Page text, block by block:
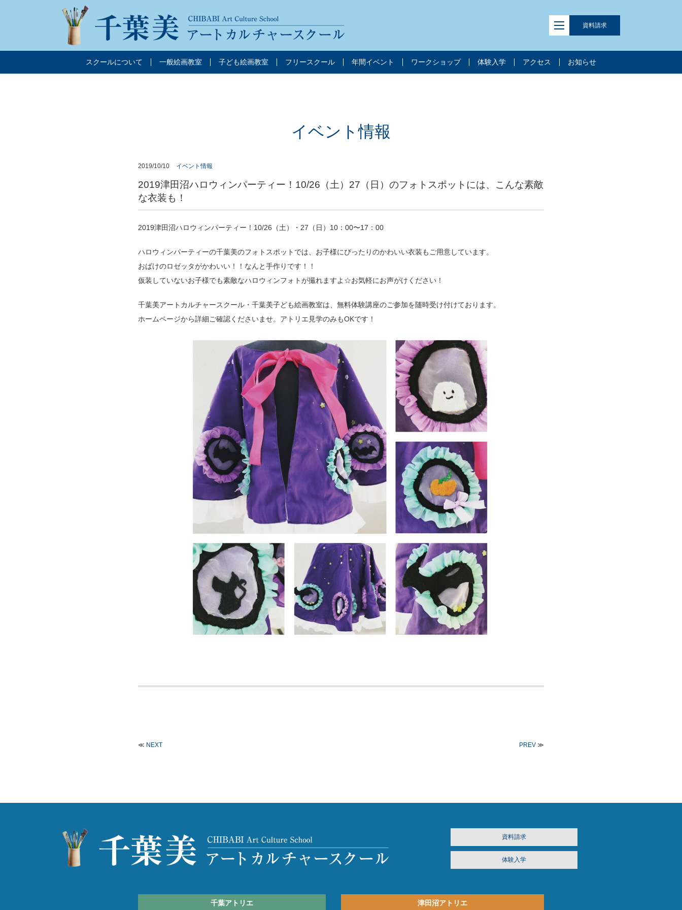
資料請求
スクールについて 一般絵画教室 子ども絵画教室 フリースクール 年間イベント ワークショップ 体験入学 アクセス お知らせ
イベント情報
2019/10/10 イベント情報
2019津田沼ハロウィンパーティー！10/26（土）27（日）のフォトスポットには、こんな素敵
な衣装も！
2019津田沼ハロウィンパーティー！10/26（土）・27（日）10：00〜17：00
ハロウィンパーティーの千葉美のフォトスポットでは、お子様にぴったりのかわいい衣装もご用意しています。
おばけのロゼッタがかわいい！！なんと手作りです！！
仮装していないお子様でも素敵なハロウィンフォトが撮れますよ☆お気軽にお声がけください！
千葉美アートカルチャースクール・千葉美子ども絵画教室は、無料体験講座のご参加を随時受け付けております。
ホームページから詳細ご確認くださいませ。アトリエ見学のみもOKです！
≪ NEXT PREV ≫
資料請求
体験入学
千葉アトリエ 津田沼アトリエ